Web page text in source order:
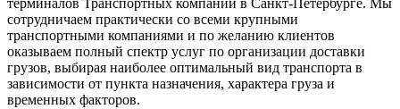
терминалов Транспортных компаний в Санкт-Петербурге. Мы
сотрудничаем практически со всеми крупными
транспортными компаниями и по желанию клиентов
оказываем полный спектр услуг по организации доставки
грузов, выбирая наиболее оптимальный вид транспорта в
зависимости от пункта назначения, характера груза и
временных факторов.